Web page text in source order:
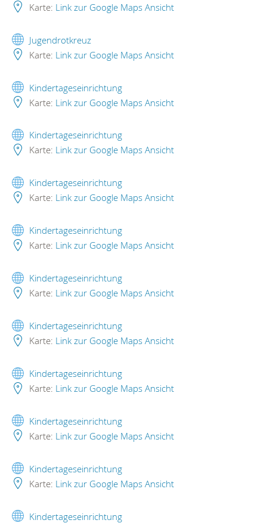
Karte: Link zur Google Maps Ansicht
Jugendrotkreuz
Karte: Link zur Google Maps Ansicht
Kindertageseinrichtung
Karte: Link zur Google Maps Ansicht
Kindertageseinrichtung
Karte: Link zur Google Maps Ansicht
Kindertageseinrichtung
Karte: Link zur Google Maps Ansicht
Kindertageseinrichtung
Karte: Link zur Google Maps Ansicht
Kindertageseinrichtung
Karte: Link zur Google Maps Ansicht
Kindertageseinrichtung
Karte: Link zur Google Maps Ansicht
Kindertageseinrichtung
Karte: Link zur Google Maps Ansicht
Kindertageseinrichtung
Karte: Link zur Google Maps Ansicht
Kindertageseinrichtung
Karte: Link zur Google Maps Ansicht
Kindertageseinrichtung